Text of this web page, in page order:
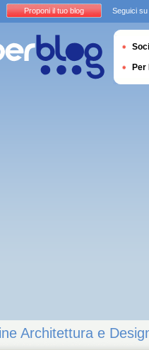
Architettura e
Proponi il tuo blog Seguici su
Per